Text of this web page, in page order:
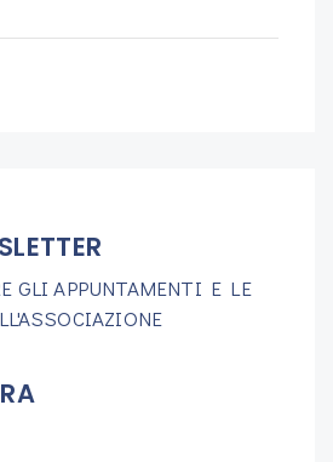
GLI APPUNTAMENTI E LE